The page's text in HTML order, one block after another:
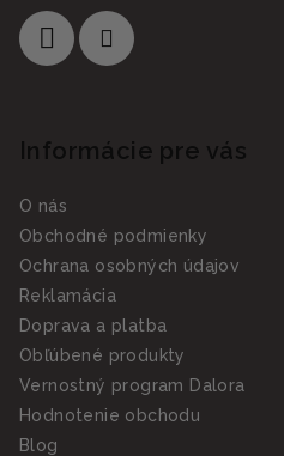
Informácie pre vás
O nás
Obchodné podmienky
Ochrana osobných údajov
Reklamácia
Doprava a platba
Obľúbené produkty
Vernostný program Dalora
Hodnotenie obchodu
Blog